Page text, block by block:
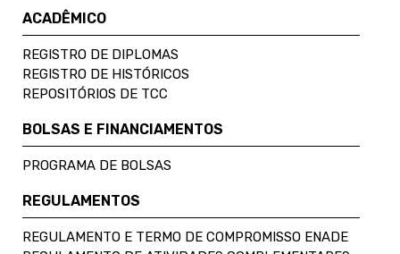
ACADÊMICO
REGISTRO DE DIPLOMAS
REGISTRO DE HISTÓRICOS
REPOSITÓRIOS DE TCC
BOLSAS E FINANCIAMENTOS
PROGRAMA DE BOLSAS
REGULAMENTOS
REGULAMENTO E TERMO DE COMPROMISSO ENADE